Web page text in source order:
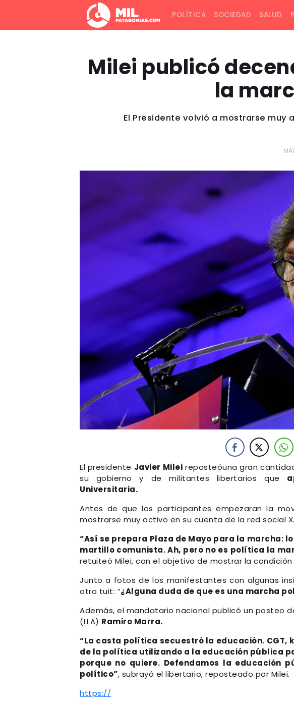
POLÍTICA SOCIEDAD SALUD
Milei publicó
la
El Presidente volvió a mostrarse muy
El presidente Javier Milei reposteóuna gran
su gobierno y de militantes libertarios que
Universitaria.
Antes de que los participantes empezaran la
mostrarse muy activo en su cuenta de la red social X.
“Así se prepara Plaza de Mayo para la marcha:
martillo comunista. Ah, pero no es política la
retuiteó Milei, con el objetivo de mostrar la
Junto a fotos de los manifestantes con algunas
otro tuit: “¿Alguna duda de que es una marcha
Además, el mandatario nacional publicó un posteo
(LLA) Ramiro Marra.
“La casta política secuestró la educación. CGT,
de la política utilizando a la educación pública
porque no quiere. Defendamos la educación
político”, subrayó el libertario, reposteado por Milei.
https://